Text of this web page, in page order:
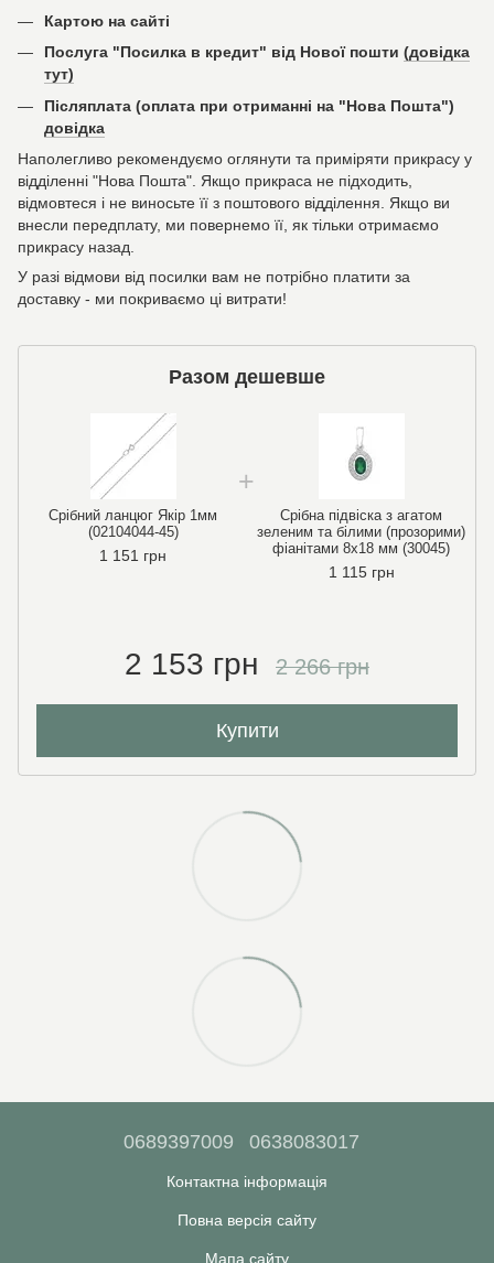
Картою на сайті
Послуга "Посилка в кредит" від Нової пошти (довідка
тут)
Післяплата (оплата при отриманні на "Нова Пошта")
довідка
Наполегливо рекомендуємо оглянути та приміряти прикрасу у
відділенні "Нова Пошта". Якщо прикраса не підходить,
відмовтеся і не виносьте її з поштового відділення. Якщо ви
внесли передплату, ми повернемо її, як тільки отримаємо
прикрасу назад.
У разі відмови від посилки вам не потрібно платити за
доставку - ми покриваємо ці витрати!
Разом дешевше
Срібний ланцюг Якір 1мм
(02104044-45)
1 151 грн
Срібна підвіска з агатом
зеленим та білими (прозорими)
фіанітами 8х18 мм (30045)
1 115 грн
2 153 грн 2 266 грн
Купити
0689397009 0638083017
Контактна інформація
Повна версія сайту
Мапа сайту